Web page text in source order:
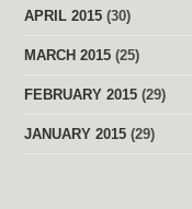
APRIL 2015 (30)
MARCH 2015 (25)
FEBRUARY 2015 (29)
JANUARY 2015 (29)